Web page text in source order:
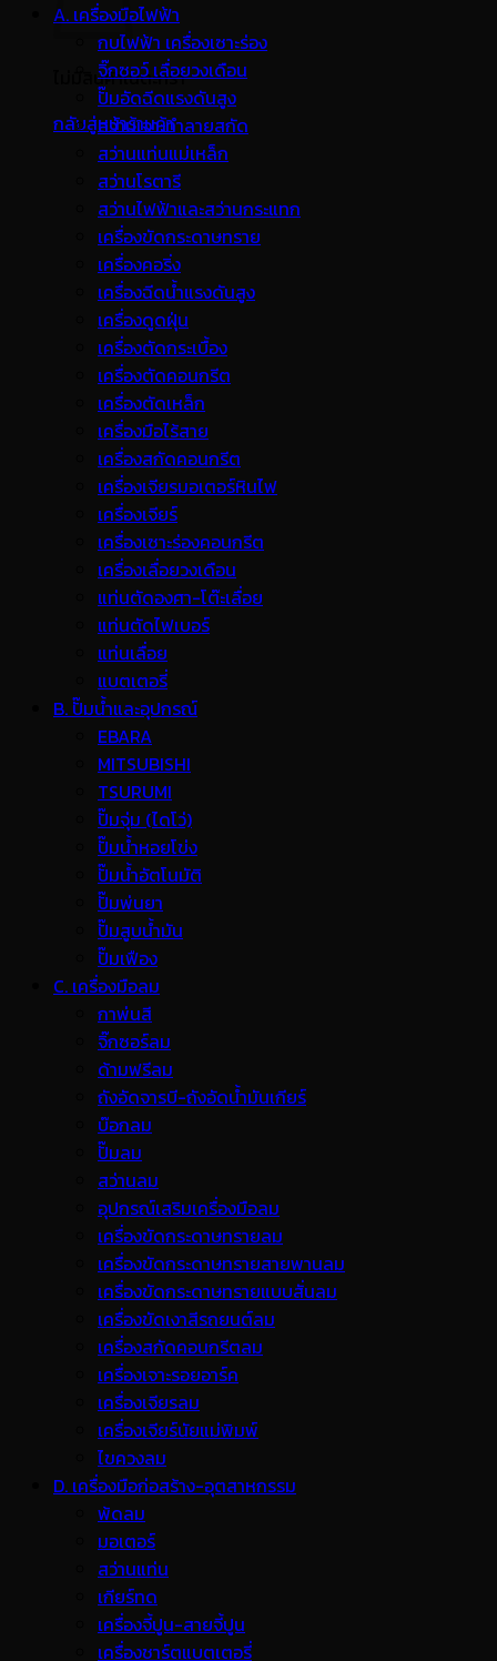
ไม่มีสินค้าในตะกร้า
กลับสู่หน้าร้านค้า
A. เครื่องมือไฟฟ้า
กบไฟฟ้า เครื่องเซาะร่อง
จิ๊กซอว์ เลื่อยวงเดือน
ปั๊มอัดฉีดแรงดันสูง
สว่านเจาะทำลายสกัด
สว่านแท่นแม่เหล็ก
สว่านโรตารี
สว่านไฟฟ้าและสว่านกระแทก
เครื่องขัดกระดาษทราย
เครื่องคอริ่ง
เครื่องฉีดน้ำแรงดันสูง
เครื่องดูดฝุ่น
เครื่องตัดกระเบื้อง
เครื่องตัดคอนกรีต
เครื่องตัดเหล็ก
เครื่องมือไร้สาย
เครื่องสกัดคอนกรีต
เครื่องเจียรมอเตอร์หินไฟ
เครื่องเจียร์
เครื่องเซาะร่องคอนกรีต
เครื่องเลื่อยวงเดือน
แท่นตัดองศา-โต๊ะเลื่อย
แท่นตัดไฟเบอร์
แท่นเลื่อย
แบตเตอรี่
B. ปั๊มน้ำและอุปกรณ์
EBARA
MITSUBISHI
TSURUMI
ปั๊มจุ่ม (ไดโว่)
ปั๊มน้ำหอยโข่ง
ปั๊มน้ำอัตโนมัติ
ปั๊มพ่นยา
ปั๊มสูบน้ำมัน
ปั๊มเฟือง
C. เครื่องมือลม
กาพ่นสี
จิ๊กซอร์ลม
ด้ามฟรีลม
ถังอัดจารบี-ถังอัดน้ำมันเกียร์
บ๊อกลม
ปั๊มลม
สว่านลม
อุปกรณ์เสริมเครื่องมือลม
เครื่องขัดกระดาษทรายลม
เครื่องขัดกระดาษทรายสายพานลม
เครื่องขัดกระดาษทรายแบบสั่นลม
เครื่องขัดเงาสีรถยนต์ลม
เครื่องสกัดคอนกรีตลม
เครื่องเจาะรอยอาร์ค
เครื่องเจียรลม
เครื่องเจียร์นัยแม่พิมพ์
ไขควงลม
D. เครื่องมือก่อสร้าง-อุตสาหกรรม
พ้ดลม
มอเตอร์
สว่านแท่น
เกียร์ทด
เครื่องจี้ปูน-สายจี้ปูน
เครื่องชาร์ตแบตเตอรี่